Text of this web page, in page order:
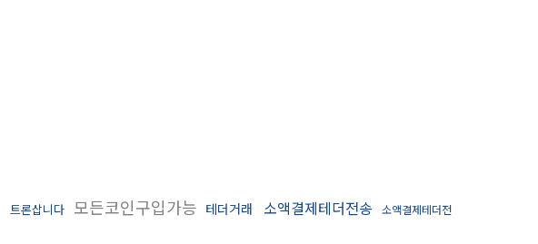
트론삽니다 모든코인구입가능 테더거래 소액결제테더전송
소액결제테더전